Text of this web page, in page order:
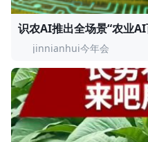
识农AI推出全场景“农业
害、AI称重、AI
jinnianhui今年会